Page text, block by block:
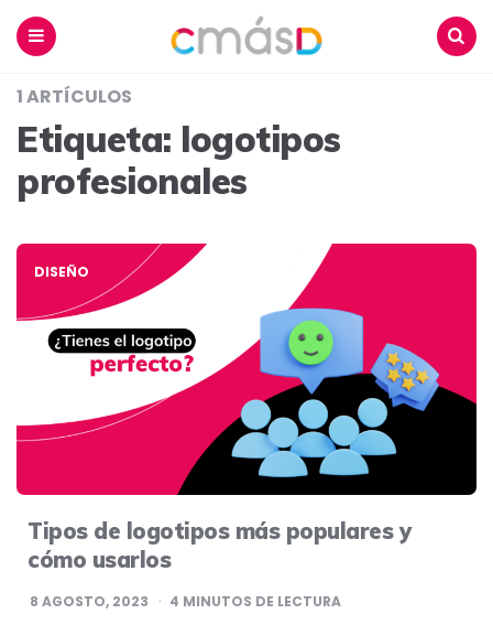
1 ARTÍCULOS
Etiqueta: logotipos
profesionales
DISEÑO
Tipos de logotipos más populares y
cómo usarlos
8 AGOSTO, 2023 4 MINUTOS DE LECTURA